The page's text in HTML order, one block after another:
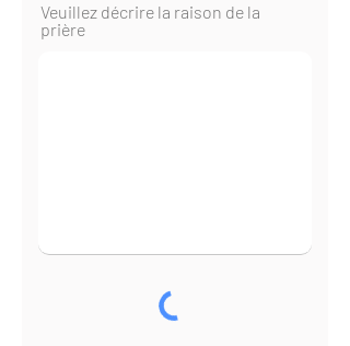
Veuillez décrire la raison de la
prière